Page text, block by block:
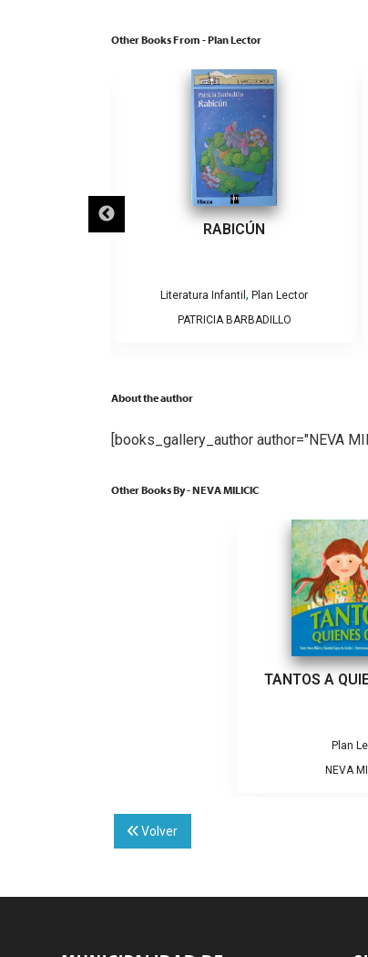
Other Books From - Plan Lector
RABICÚN
Literatura Infantil , Plan Lector
PATRICIA BARBADILLO
About the author
[books_gallery_author author="NEVA
Other Books By - NEVA MILICIC
TANTOS A
Plan
NEVA
Volver